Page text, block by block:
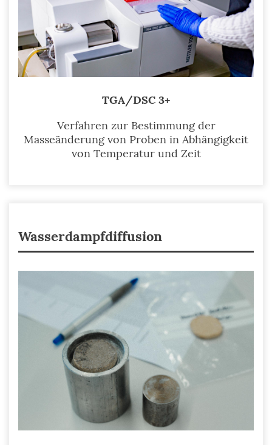
TGA/DSC 3+
Verfahren zur Bestimmung der
Masseänderung von Proben in Abhängigkeit
von Temperatur und Zeit
Wasserdampfdiffusion